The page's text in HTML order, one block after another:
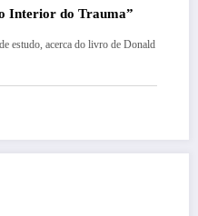
Interior do Trauma”
estudo, acerca do livro de Donald